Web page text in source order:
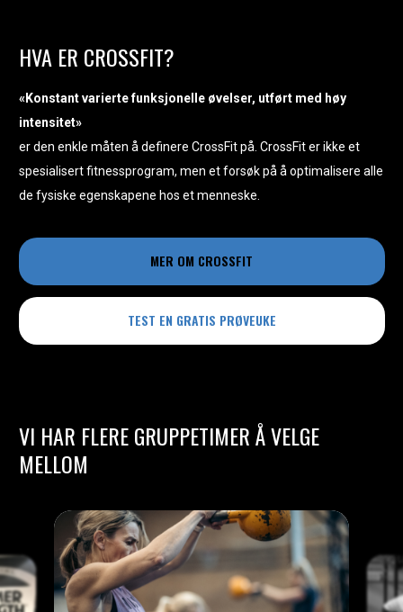
HVA ER CROSSFIT?
«Konstant varierte funksjonelle øvelser, utført med høy
intensitet»
er den enkle måten å definere CrossFit på. CrossFit er ikke et
spesialisert fitnessprogram, men et forsøk på å optimalisere alle
de fysiske egenskapene hos et menneske.
MER OM CROSSFIT
TEST EN GRATIS PRØVEUKE
VI HAR FLERE GRUPPETIMER Å VELGE
MELLOM